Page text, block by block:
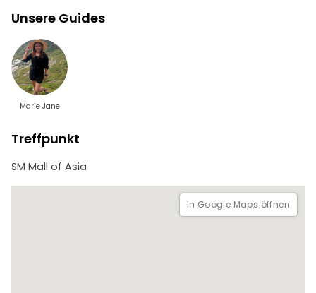
Buchen Sie Ihre Tour noch heute und genießen Sie einen
Unsere Guides
Marie Jane
Treffpunkt
SM Mall of Asia
In Google Maps öffnen